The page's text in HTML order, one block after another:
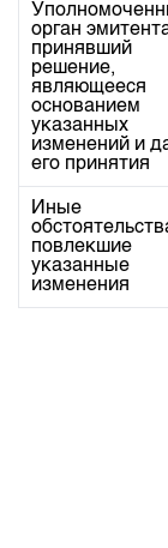
орган
принявший
решение,
являющееся
основанием
указанных
изменений и
его принятия
Иные
повлекшие
указанные
изменения